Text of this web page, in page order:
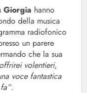
Giorgia hanno
della musica
radiofonico
un parere
che la sua
volentieri,
voce fantastica
.